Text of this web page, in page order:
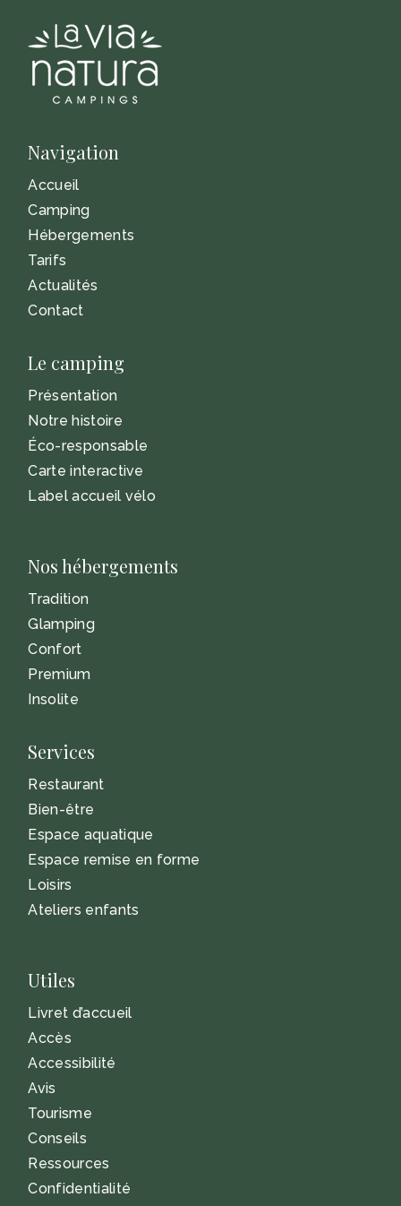
Navigation
Accueil
Camping
Hébergements
Tarifs
Actualités
Contact
Le camping
Présentation
Notre histoire
Éco-responsable
Carte interactive
Label accueil vélo
Nos hébergements
Tradition
Glamping
Confort
Premium
Insolite
Services
Restaurant
Bien-être
Espace aquatique
Espace remise en forme
Loisirs
Ateliers enfants
Utiles
Livret d’accueil
Accès
Accessibilité
Avis
Tourisme
Conseils
Ressources
Confidentialité